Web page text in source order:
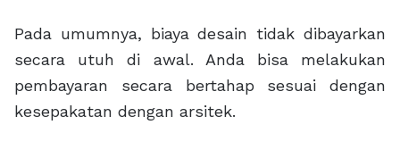
Pada umumnya, biaya desain tidak dibayarkan
secara utuh di awal. Anda bisa melakukan
pembayaran secara bertahap sesuai dengan
kesepakatan dengan arsitek.